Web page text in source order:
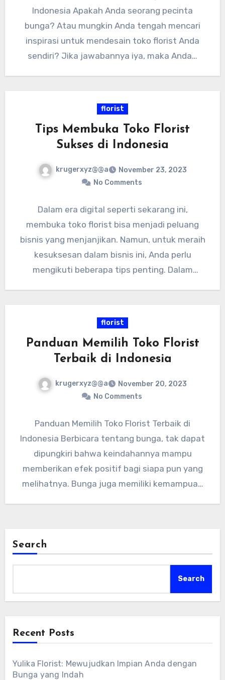
Indonesia Apakah Anda seorang pecinta
bunga? Atau mungkin Anda tengah mencari
inspirasi untuk mendesain toko florist Anda
sendiri? Jika jawabannya iya, maka Anda…
florist
Tips Membuka Toko Florist
Sukses di Indonesia
krugerxyz@@a
November 23, 2023
No Comments
Dalam era digital seperti sekarang ini,
membuka toko florist bisa menjadi peluang
bisnis yang menjanjikan. Namun, untuk meraih
kesuksesan dalam bisnis ini, Anda perlu
mengikuti beberapa tips penting. Dalam
florist
Panduan Memilih Toko Florist
Terbaik di Indonesia
krugerxyz@@a
November 20, 2023
No Comments
Panduan Memilih Toko Florist Terbaik di
Indonesia Berbicara tentang bunga, tak dapat
dipungkiri bahwa keindahannya mampu
memberikan efek positif bagi siapa pun yang
melihatnya. Bunga juga memiliki kemampuan
Search
Search
Recent Posts
Yulika Florist: Mewujudkan Impian Anda dengan
Bunga yang Indah